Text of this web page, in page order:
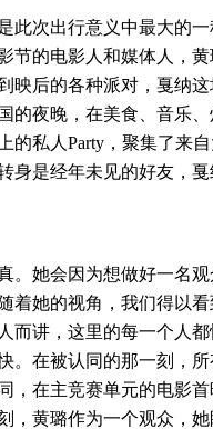
次出行意义中最大的一
节的电影人和媒体人，
映后的各种派对，戛纳
的夜晚，在美食、音乐
的私人Party，聚集了来
身是经年未见的好友，
她会因为想做好一名观
着她的视角，我们得以
而讲，这里的每一个人
。在被认同的那一刻，
，在主竞赛单元的电影
，黄璐作为一个观众，